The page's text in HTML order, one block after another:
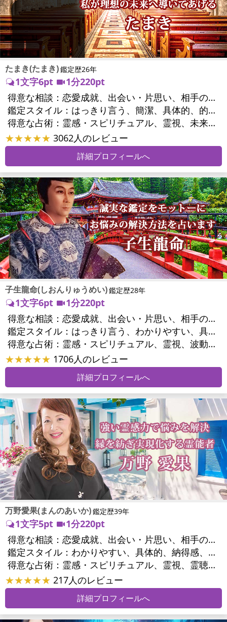
たまき(たまき)鑑定歴26年
1文字6pt
1分220pt
得意な相談：
恋愛成就、出会い・片思い、相手の気持ち、相性、結婚、男心・女心、二人の今後、複雑な恋愛、三角関係、浮気、不倫、復活愛、復縁、離婚、同性愛・LGBT、人間関係、職場の人間関係、対人関係、仕事運、適職、天職、転職、進路、就職、人生全般、使命、経営相談、人事、開業、夢、目標、ビジネスチャンス、ビジネスパートナー、パワーハラスメント、セクシャルハラスメント、家族関係、夫婦関係、家庭問題、夫婦問題、親族問題、育児・子育て、シングルマザー、相続関係、美容、心の問題、トラウマ、ストレス、人生相談、霊的問題、ご先祖様、守護霊様、魂の本質、前世、来世、引越し・転居、方位、開運指導、健康運、金運、金銭トラブル、ご近所問題
鑑定スタイル：
はっきり言う、簡潔、具体的、的確、情報量が多い、友達のように相談できる、聞き上手、とても話しやすい、愛にあふれ温かい、深く濃厚、勇気をくれる、前向き・元気になれる、実力派
得意な占術：
霊感・スピリチュアル、霊視、未来予知、前世・来世、波動修正、タロット、オラクルカード、風水、占星術、カウンセリング
★★★★★ 3062人のレビュー
詳細プロフィールへ
子生龍命(しおんりゅうめい)鑑定歴28年
1文字6pt
1分220pt
得意な相談：
恋愛成就、出会い・片思い、相手の気持ち、相性、縁結び、結婚、男心・女心、二人の今後、複雑な恋愛、三角関係、略奪愛、浮気、不倫、復活愛、復縁、離婚、人間関係、職場の人間関係、対人関係、仕事運、適職、転職、進路、就職、人生全般、経営相談、人事、開業、目標、ビジネスチャンス、ビジネスパートナー、パワーハラスメント、セクシャルハラスメント、家族関係、夫婦関係、家庭問題、夫婦問題、親族問題、育児・子育て、シングルマザー、ドメスティックバイオレンス、心の問題、うつ、トラウマ、ストレス、いじめ、人生相談、霊的問題、健康運、金運、金銭トラブル、ご近所問題、縁切り
鑑定スタイル：
はっきり言う、わかりやすい、具体的、的確、納得感、聞き上手、とても話しやすい、じっくり聞いてくれる、勇気をくれる、前向き・元気になれる
得意な占術：
霊感・スピリチュアル、霊視、波動修正、タロット、オラクルカード、手相、祈祷、祈願、縁結び、除霊、縁切り、ダウジング、ヒーリング、レイキ、カウンセリング、オリジナル占術
★★★★★ 1706人のレビュー
詳細プロフィールへ
万野愛果(まんのあいか)鑑定歴39年
1文字5pt
1分220pt
得意な相談：
恋愛成就、出会い・片思い、相手の気持ち、相性、縁結び、結婚、男心・女心、二人の今後、複雑な恋愛、三角関係、略奪愛、浮気、不倫、復活愛、復縁、離婚、同性愛・LGBT、人間関係、職場の人間関係、対人関係、仕事運、適職、天職、転職、進路、就職、人生全般、使命、経営相談、人事、開業、廃業、夢、目標、ビジネスチャンス、ビジネスパートナー、パワーハラスメント、セクシャルハラスメント、家族関係、夫婦関係、家庭問題、夫婦問題、親族問題、育児・子育て、シングルマザー、ドメスティックバイオレンス、相続関係、美容、精神問題、心の問題、うつ、ストレス、いじめ、人生相談、霊的問題、ご先祖様、守護霊様、お墓参り、魂の本質、前世、来世、夢診断、ペットの気持ち、ペット交信、ペットへのヒーリング、パワーストーン選択、引越し・転居、方位、開運指導、健康運、金銭トラブル、ご近所問題、縁切り
鑑定スタイル：
わかりやすい、具体的、納得感、友達のように相談できる、聞き上手、とても話しやすい、じっくり聞いてくれる、愛にあふれ温かい、勇気をくれる、前向き・元気になれる、実力派
得意な占術：
霊感・スピリチュアル、霊視、霊聴、未来予知、前世・来世、守護霊対話、波動修正、オーラ、エネルギー調整、ソウルメイト、チャネリング、ペットの気持ち、タロット、オラクルカード、風水、姓名判断、九星気学、四柱推命、数秘術、カラー診断、夢診断、易学、手相、人相(顔相)、祈祷、祈願、縁結び、除霊、縁切り、パワーストーン、水晶、サイコロ、ヒーリング、レイキ、カウンセリング、オリジナル占術
★★★★★ 217人のレビュー
詳細プロフィールへ